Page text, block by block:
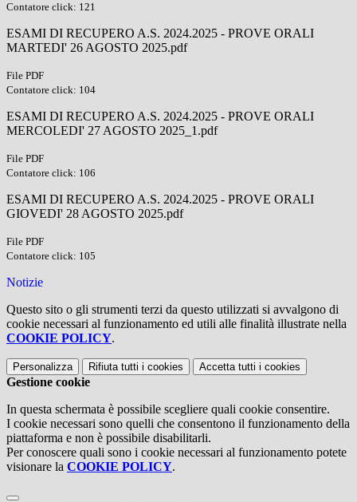
Contatore click: 121
ESAMI DI RECUPERO A.S. 2024.2025 - PROVE ORALI
MARTEDI' 26 AGOSTO 2025.pdf
File PDF
Contatore click: 104
ESAMI DI RECUPERO A.S. 2024.2025 - PROVE ORALI
MERCOLEDI' 27 AGOSTO 2025_1.pdf
File PDF
Contatore click: 106
ESAMI DI RECUPERO A.S. 2024.2025 - PROVE ORALI
GIOVEDI' 28 AGOSTO 2025.pdf
File PDF
Contatore click: 105
Notizie
Questo sito o gli strumenti terzi da questo utilizzati si avvalgono di
cookie necessari al funzionamento ed utili alle finalità illustrate nella
COOKIE POLICY.
Personalizza Rifiuta tutti i cookies Accetta tutti i cookies
Gestione cookie
In questa schermata è possibile scegliere quali cookie consentire.
I cookie necessari sono quelli che consentono il funzionamento della
piattaforma e non è possibile disabilitarli.
Per conoscere quali sono i cookie necessari al funzionamento potete
visionare la COOKIE POLICY.